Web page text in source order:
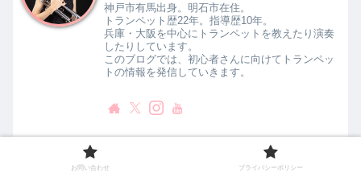
神戸市有馬出身。明石市在住。
トランペット歴22年。指導歴10年。
兵庫・大阪を中心にトランペットを教えたり演奏
したりしています。
このブログでは、初心者さんに向けてトランペッ
トの情報を発信していきます。
お問い合わせ プライバシーポリシー